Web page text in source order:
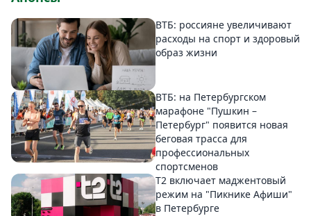
ВТБ: россияне увеличивают
расходы на спорт и здоровый
образ жизни
ВТБ: на Петербургском
марафоне "Пушкин –
Петербург" появится новая
беговая трасса для
профессиональных
спортсменов
Т2 включает маджентовый
режим на "Пикнике Афиши"
в Петербурге